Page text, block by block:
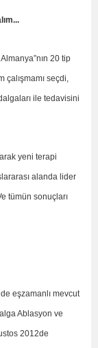
20 tip
çalışmamı seçdi,
ile tedavisini
yeni terapi
alanda lider
tümün sonuçları
eşzamanlı mevcut
Ablasyon ve
2012de